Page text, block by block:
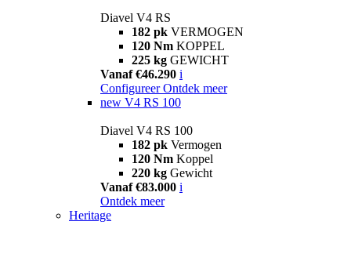
Diavel V4 RS
182 pk VERMOGEN
120 Nm KOPPEL
225 kg GEWICHT
Vanaf €46.290 i
Configureer Ontdek meer
new V4 RS 100
Diavel V4 RS 100
182 pk Vermogen
120 Nm Koppel
220 kg Gewicht
Vanaf €83.000 i
Ontdek meer
Heritage